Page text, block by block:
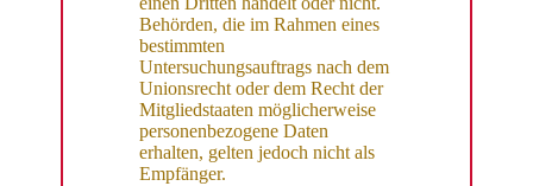
Behörden, die im Rahmen eines
bestimmten
Untersuchungsauftrags nach dem
Unionsrecht oder dem Recht der
Mitgliedstaaten möglicherweise
personenbezogene Daten
erhalten, gelten jedoch nicht als
Empfänger.